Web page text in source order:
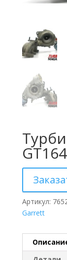
Артикул:
Garrett